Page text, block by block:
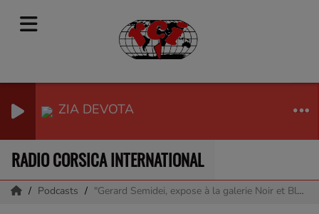
ZIA DEVOTA
RADIO CORSICA INTERNATIONAL
Podcasts "Gerard Semidei, expose à la galerie Noir et Blanc à Bastia